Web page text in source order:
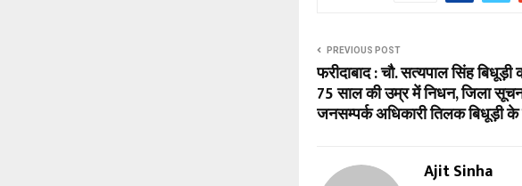
PREVIOUS POST
फरीदाबाद : चौ. सत्यपाल सिंह
75 साल की उम्र में निधन, जिला
जनसम्पर्क अधिकारी तिलक बिधूड़ी के
Ajit Sinha